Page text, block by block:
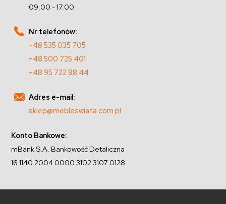
09.00 - 17.00
Nr telefonów:
+48 535 035 705
+48 500 725 401
+48 95 722 88 44
Adres e-mail:
sklep@mebleswiata.com.pl
Konto Bankowe:
mBank S.A. Bankowość Detaliczna
16 1140 2004 0000 3102 3107 0128